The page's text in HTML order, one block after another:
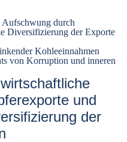
durch
Diversifizierung der Exporte
Kohleeinnahmen
von Korruption und inneren
und
der